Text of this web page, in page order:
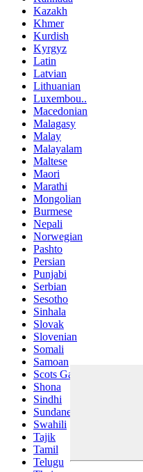
Kazakh
Khmer
Kurdish
Kyrgyz
Latin
Latvian
Lithuanian
Luxembou..
Macedonian
Malagasy
Malay
Malayalam
Maltese
Maori
Marathi
Mongolian
Burmese
Nepali
Norwegian
Pashto
Persian
Punjabi
Serbian
Sesotho
Sinhala
Slovak
Slovenian
Somali
Samoan
Scots Gaelic
Shona
Sindhi
Sundanese
Swahili
Tajik
Tamil
Telugu